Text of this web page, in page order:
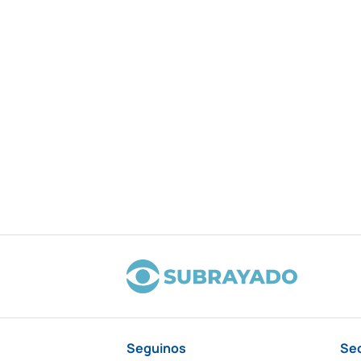
Seguinos